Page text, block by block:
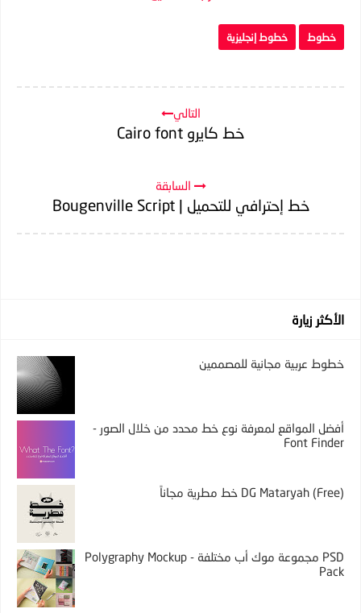
خطوط خطوط إنجليزية
التالي
خط كايرو Cairo font
السابقة
خط إحترافي للتحميل | Bougenville Script
الأكثر زيارة
خطوط عربية مجانية للمصممين
أفضل المواقع لمعرفة نوع خط محدد من خلال الصور -
Font Finder
DG Mataryah (Free) خط مطرية مجاناً
PSD مجموعة موك أب مختلفة - Polygraphy Mockup
Pack